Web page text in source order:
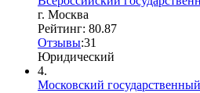
г. Москва
Рейтинг: 80.87
Отзывы:31
Юридический
4.
Московский